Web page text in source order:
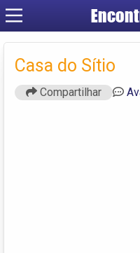
Casa do Sítio
Compartilhar